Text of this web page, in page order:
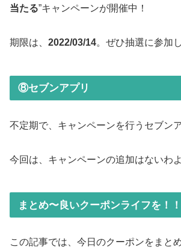
当たる”キャンペーンが開催中！
期限は、 2022/03/14。ぜひ抽選に参加
⑧セブンアプリ
不定期で、キャンペーンを行うセブンア
今回は、キャンペーンの追加はないわ
まとめ〜良いクーポンライフを！！
この記事では、今日のクーポンをまと